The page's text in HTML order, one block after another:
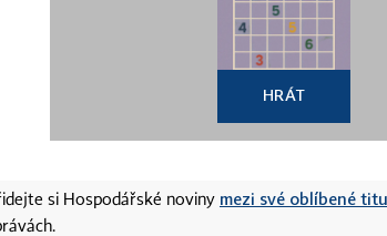
HRÁT
si Hospodářské noviny mezi své oblíbené